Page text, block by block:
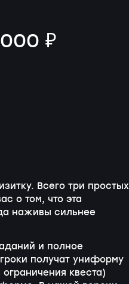
₽
Всего три простых
о том, что эта
наживы сильнее
и полное
получат униформу
квеста)